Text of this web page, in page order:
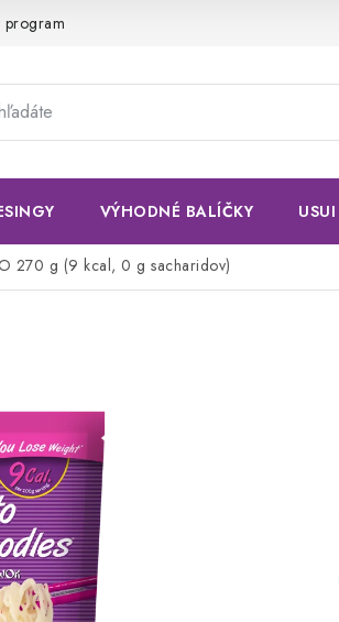
program
VÝHODNÉ BALÍČKY USUI
270 g (9 kcal, 0 g sacharidov)